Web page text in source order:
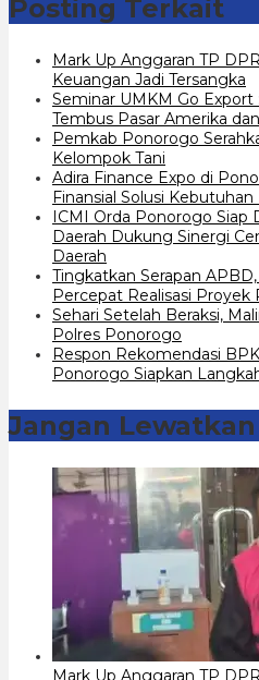
Posting Terkait
Mark Up Anggaran TP
Keuangan Jadi Tersangka
Seminar UMKM Go Export
Tembus Pasar Amerika
Pemkab Ponorogo
Kelompok Tani
Adira Finance Expo di
Finansial Solusi Kebutuhan
ICMI Orda Ponorogo Siap
Daerah Dukung Sinergi
Daerah
Tingkatkan Serapan
Percepat Realisasi Proyek
Sehari Setelah Beraksi,
Polres Ponorogo
Respon Rekomendasi
Ponorogo Siapkan
Jangan Lewatkan
Mark Up Anggaran TP